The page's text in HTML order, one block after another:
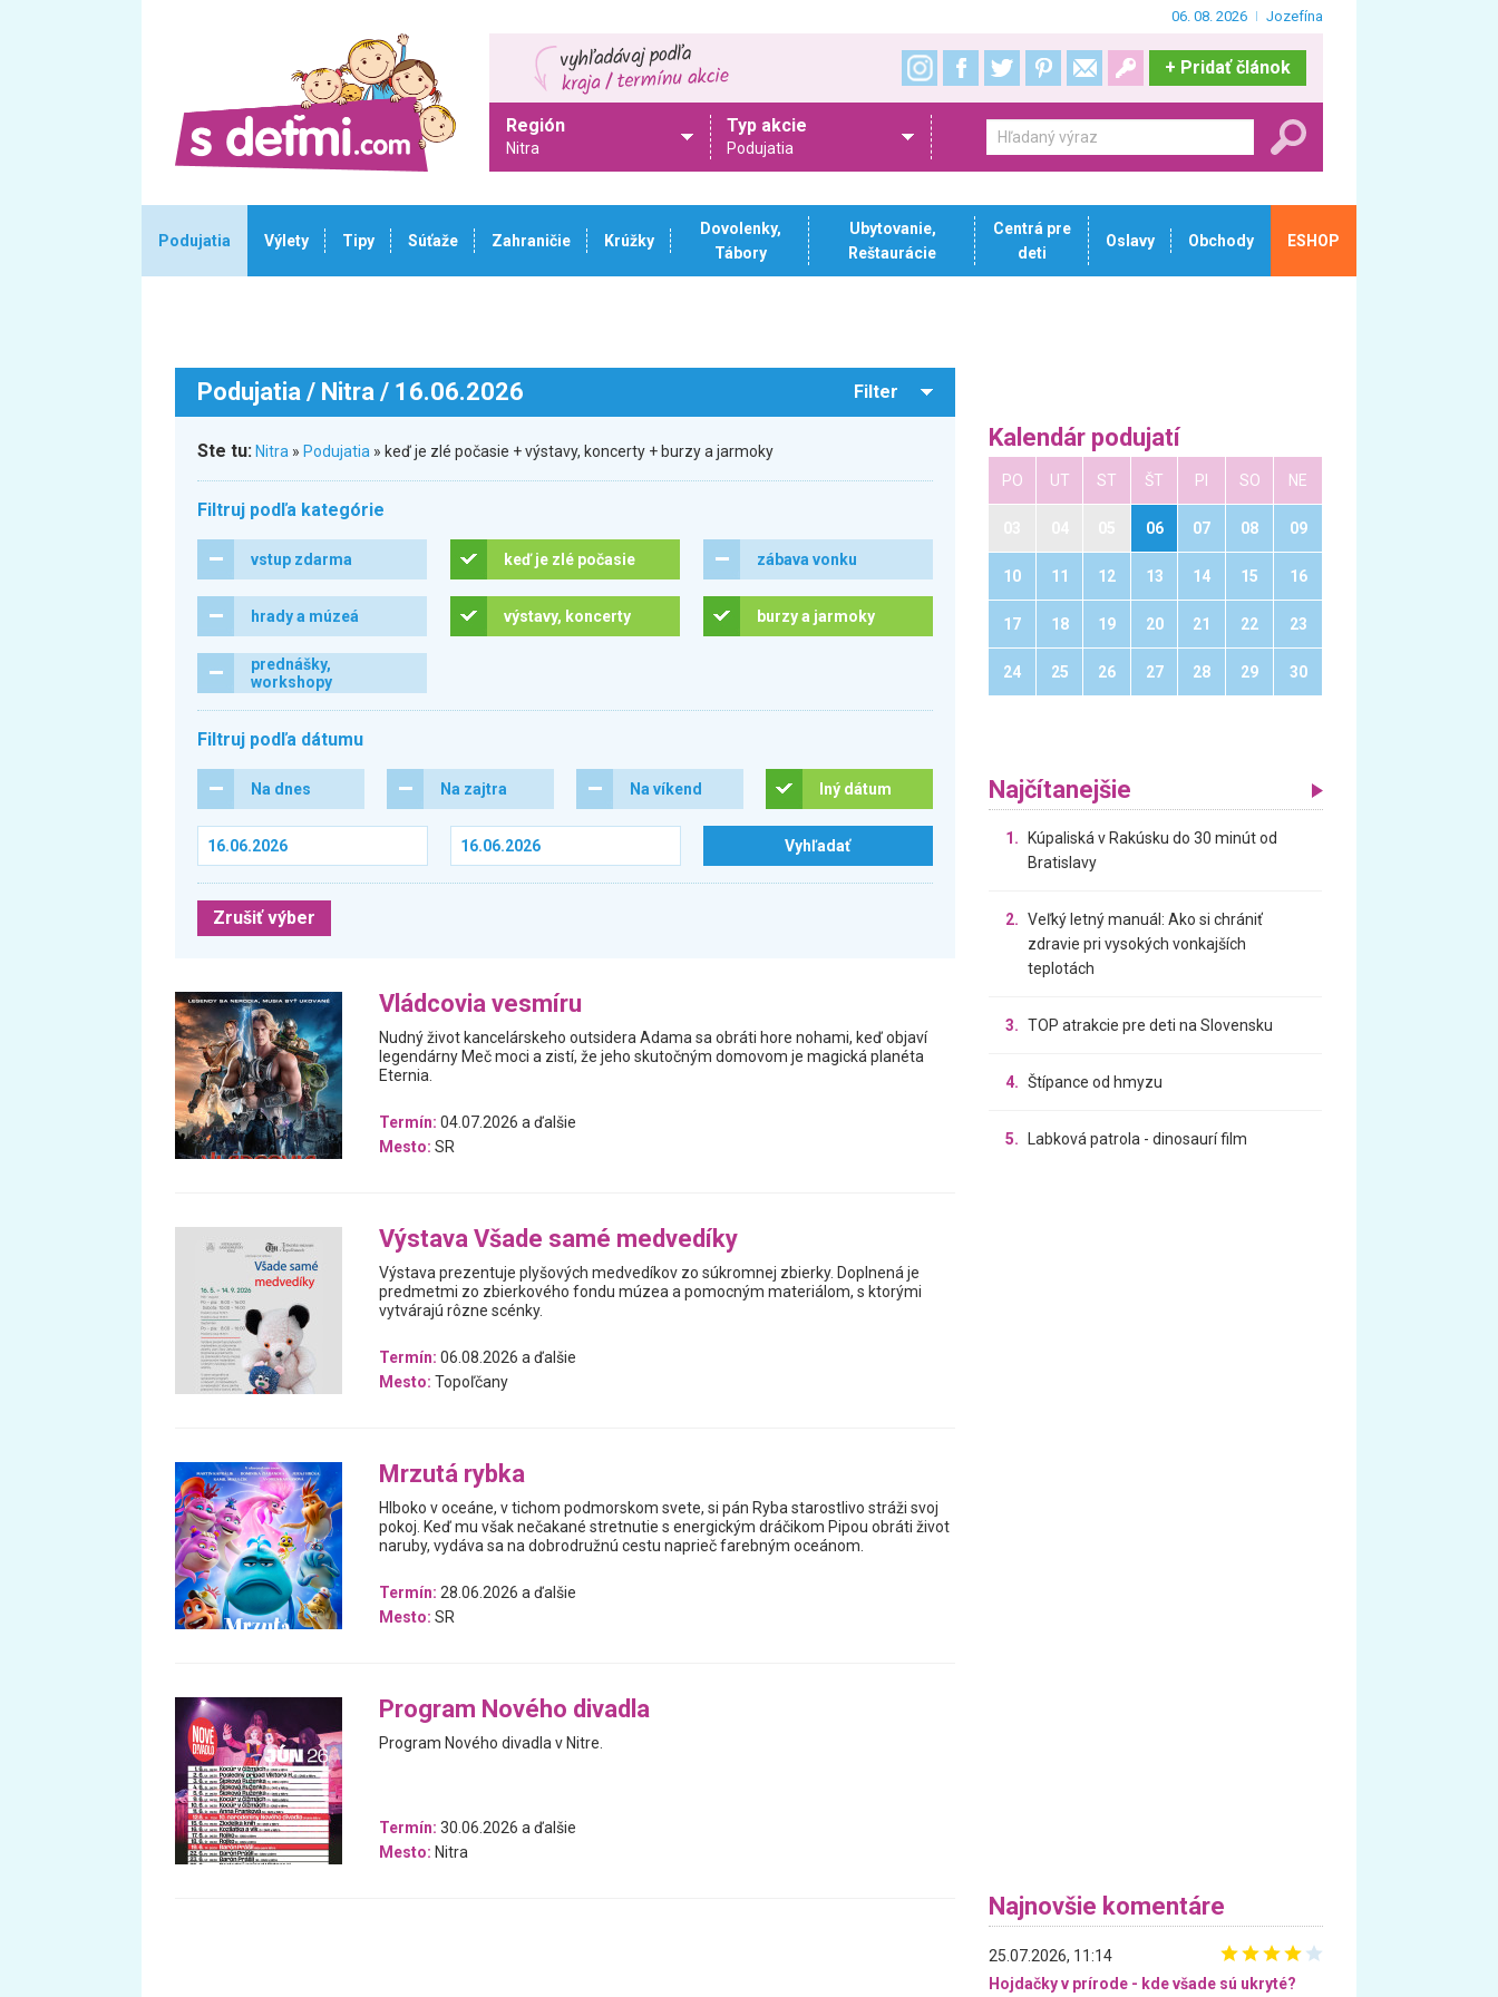
06. 08. 2026 Jozefína
+ Pridať článok
Región
Nitra
Typ akcie
Podujatia
Podujatia Výlety Tipy Súťaže Zahraničie Krúžky
Dovolenky,
Tábory
Ubytovanie,
Reštaurácie
Centrá pre
deti
Oslavy Obchody ESHOP
Podujatia / Nitra / 16.06.2026 Filter
Ste tu: Nitra » Podujatia » keď je zlé počasie + výstavy, koncerty + burzy a jarmoky
Filtruj podľa kategórie
vstup zdarma keď je zlé počasie zábava vonku
hrady a múzeá výstavy, koncerty burzy a jarmoky
prednášky,
workshopy
Filtruj podľa dátumu
Na dnes Na zajtra Na víkend Iný dátum
Zrušiť výber
Vládcovia vesmíru
Nudný život kancelárskeho outsidera Adama sa obráti hore nohami, keď objaví
legendárny Meč moci a zistí, že jeho skutočným domovom je magická planéta
Eternia.
Termín: 04.07.2026 a ďalšie
Mesto: SR
Výstava Všade samé medvedíky
Výstava prezentuje plyšových medvedíkov zo súkromnej zbierky. Doplnená je
predmetmi zo zbierkového fondu múzea a pomocným materiálom, s ktorými
vytvárajú rôzne scénky.
Termín: 06.08.2026 a ďalšie
Mesto: Topoľčany
Mrzutá rybka
Hlboko v oceáne, v tichom podmorskom svete, si pán Ryba starostlivo stráži svoj
pokoj. Keď mu však nečakané stretnutie s energickým dráčikom Pipou obráti život
naruby, vydáva sa na dobrodružnú cestu naprieč farebným oceánom.
Termín: 28.06.2026 a ďalšie
Mesto: SR
Program Nového divadla
Program Nového divadla v Nitre.
Termín: 30.06.2026 a ďalšie
Mesto: Nitra
Kalendár podujatí
PO UT ST ŠT PI SO NE
06 07 08 09
10 11 12 13 14 15 16
17 18 19 20 21 22 23
24 25 26 27 28 29 30
Najčítanejšie
1.
Kúpaliská v Rakúsku do 30 minút od
Bratislavy
2. Veľký letný manuál: Ako si chrániť
zdravie pri vysokých vonkajších
teplotách
3. TOP atrakcie pre deti na Slovensku
4. Štípance od hmyzu
5. Labková patrola - dinosaurí film
Najnovšie komentáre
25.07.2026, 11:14
Hojdačky v prírode - kde všade sú ukryté?